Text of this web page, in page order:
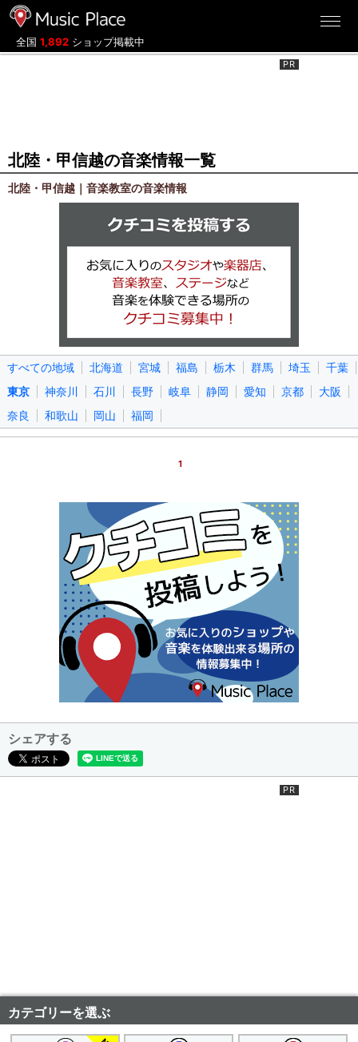
全国 1,892 ショップ掲載中
北陸・甲信越の音楽情報一覧
北陸・甲信越｜音楽教室の音楽情報
すべての地域 北海道 宮城 福島 栃木 群馬 埼玉
千葉
東京
神奈川 石川 長野 岐阜 静岡 愛知 京都
大阪
奈良
和歌山 岡山 福岡
1
シェアする
カテゴリーを選ぶ